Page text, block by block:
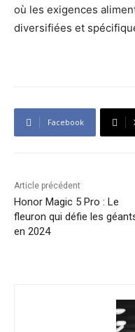
où les exigences
diversifiées et
Facebook
Article précédent
Honor Magic 5 Pro : Le
fleuron qui défie les
en 2024